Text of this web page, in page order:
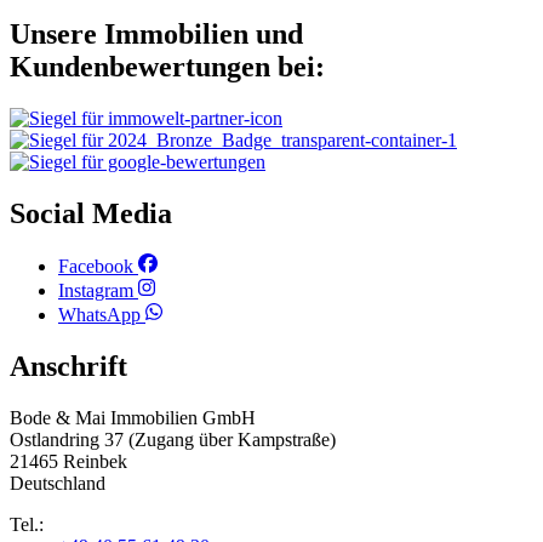
Unsere Immobilien und
Kundenbewertungen bei:
Social Media
Facebook
Instagram
WhatsApp
Anschrift
Bode & Mai Immobilien GmbH
Ostlandring 37 (Zugang über Kampstraße)
21465 Reinbek
Deutschland
Tel.: